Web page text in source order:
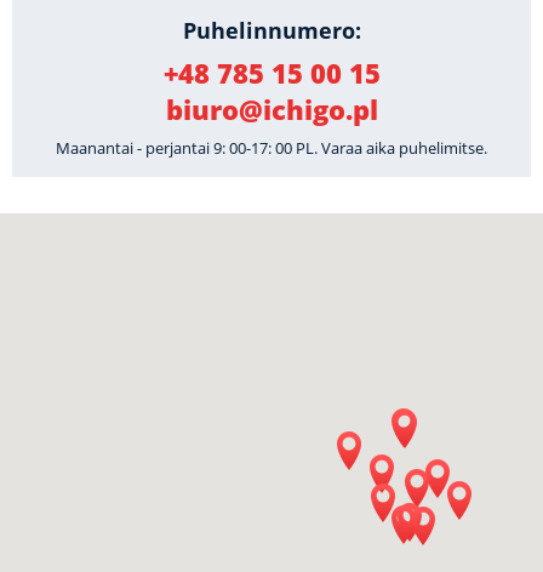
Puhelinnumero:
+48 785 15 00 15
biuro@ichigo.pl
Maanantai - perjantai 9: 00-17: 00 PL. Varaa aika puhelimitse.